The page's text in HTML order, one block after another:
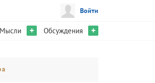
Войти
Мысли + Обсуждения +